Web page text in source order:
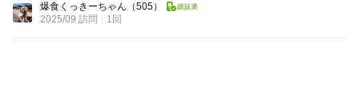
爆食くっきーちゃん （505）
2025/09 訪問
1回